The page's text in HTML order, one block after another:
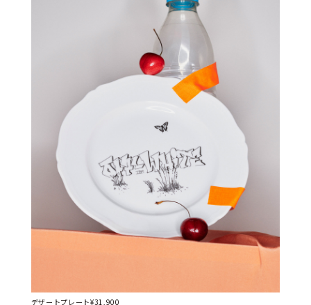
デザートプレート¥31,900